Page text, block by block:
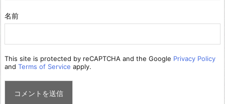
名前
This site is protected by reCAPTCHA and the Google Privacy Policy
and Terms of Service apply.